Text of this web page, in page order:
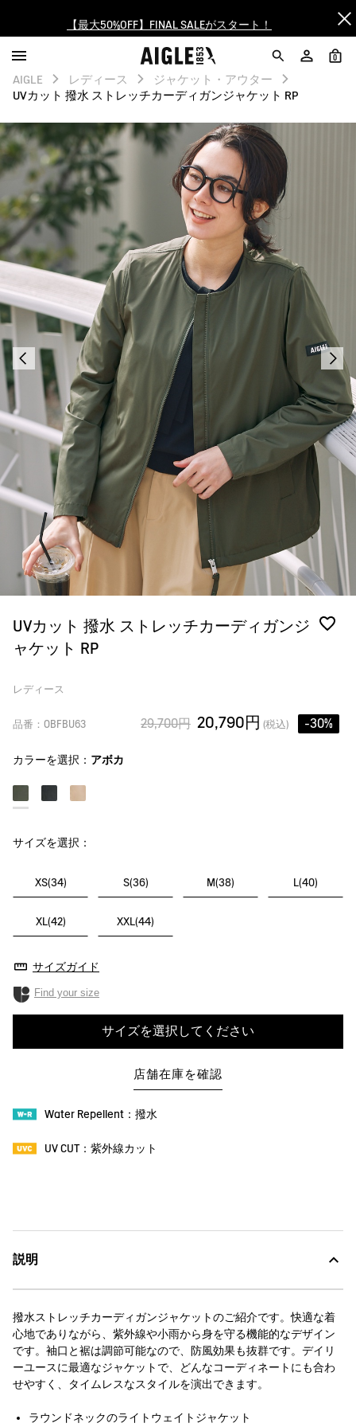
【最大50%OFF】FINAL SALEがスタート！
ログイン/会員登録で送料＆返品無料
AIGLE CLUB ポイントサービス終了のお知らせ
【8/16まで】セール品がさらに10%OFF！
【最大50%OFF】FINAL SALEがスタート！
ログイン/会員登録で送料＆返品無料
AIGLE CLUB ポイントサービス終了のお知らせ
0
AIGLE レディース
ジャケット・アウター
UVカット 撥水 ストレッチカーディガンジャケット RP
UVカット 撥水 ストレッチカーディガンジ
ャケット RP
レディース
品番：OBFBU63 29,700円 20,790円 (税込) -30%
カラーを選択： アボカ
サイズを選択：
XS(34) S(36) M(38) L(40)
XL(42) XXL(44)
サイズガイド
Find your size
サイズを選択してください
店舗在庫を確認
Water Repellent：撥水
UV CUT：紫外線カット
説明
撥水ストレッチカーディガンジャケットのご紹介です。快適な着
心地でありながら、紫外線や小雨から身を守る機能的なデザイン
です。袖口と裾は調節可能なので、防風効果も抜群です。デイリ
ーユースに最適なジャケットで、どんなコーディネートにも合わ
せやすく、タイムレスなスタイルを演出できます。
ラウンドネックのライトウェイトジャケット